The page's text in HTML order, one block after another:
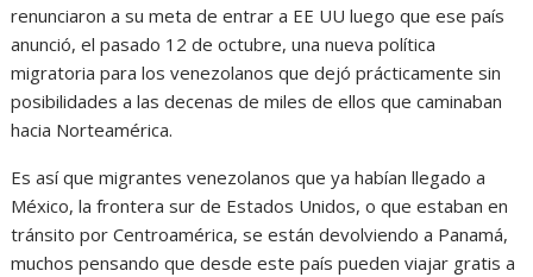
renunciaron a su meta de entrar a EE UU luego que ese país
anunció, el pasado 12 de octubre, una nueva política
migratoria para los venezolanos que dejó prácticamente sin
posibilidades a las decenas de miles de ellos que caminaban
hacia Norteamérica.
Es así que migrantes venezolanos que ya habían llegado a
México, la frontera sur de Estados Unidos, o que estaban en
tránsito por Centroamérica, se están devolviendo a Panamá,
muchos pensando que desde este país pueden viajar gratis a